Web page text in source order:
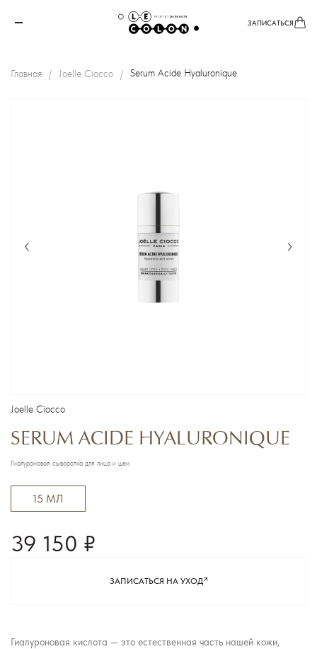
ЗАПИСАТЬСЯ
Главная Joеlle Ciocco Serum Acide Hyaluronique
Joеlle Ciocco
SERUM ACIDE HYALURONIQUE
15 МЛ
39 150 ₽
ЗАПИСАТЬСЯ НА УХОД
Гиалуроновая сыворотка для лица и шеи.
Гиалуроновая кислота — это естественная часть нашей кожи,